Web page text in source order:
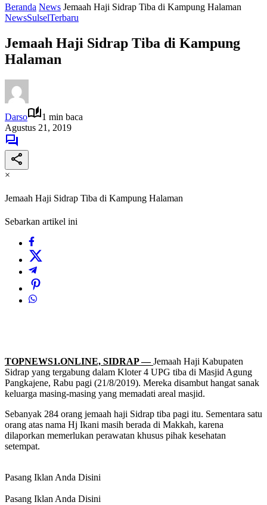
Beranda News Jemaah Haji Sidrap Tiba di Kampung Halaman
NewsSulselTerbaru
Jemaah Haji Sidrap Tiba di Kampung
Halaman
Darso
1 min baca
Agustus 21, 2019
×
Jemaah Haji Sidrap Tiba di Kampung Halaman
Sebarkan artikel ini
TOPNEWS1.ONLINE, SIDRAP —Jemaah Haji Kabupaten
Sidrap yang tergabung dalam Kloter 4 UPG tiba di Masjid Agung
Pangkajene, Rabu pagi (21/8/2019). Mereka disambut hangat sanak
keluarga masing-masing yang memadati areal masjid.
Sebanyak 284 orang jemaah haji Sidrap tiba pagi itu. Sementara satu
orang atas nama Hj Ikani masih berada di Makkah, karena
dilaporkan memerlukan perawatan khusus pihak kesehatan
setempat.
Pasang Iklan Anda Disini
Pasang Iklan Anda Disini